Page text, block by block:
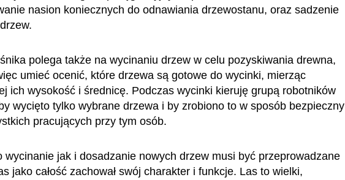
nasion koniecznych do odnawiania drzewostanu, oraz sadzenie
polega także na wycinaniu drzew w celu pozyskiwania drewna,
umieć ocenić, które drzewa są gotowe do wycinki, mierząc
ich wysokość i średnicę. Podczas wycinki kieruję grupą robotników
wycięto tylko wybrane drzewa i by zrobiono to w sposób bezpieczny
pracujących przy tym osób.
wycinanie jak i dosadzanie nowych drzew musi być przeprowadzane
jako całość zachował swój charakter i funkcje. Las to wielki,